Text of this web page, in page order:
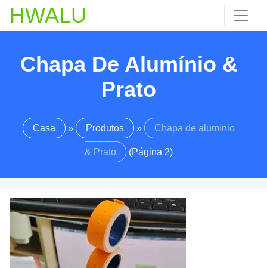
HWALU
Chapa De Alumínio &
Prato
Casa » Produtos » Chapa de alumínio
& Prato (Página 2)